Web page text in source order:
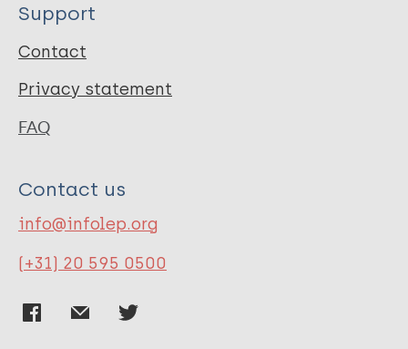
Support
Contact
Privacy statement
FAQ
Contact us
info@infolep.org
(+31) 20 595 0500